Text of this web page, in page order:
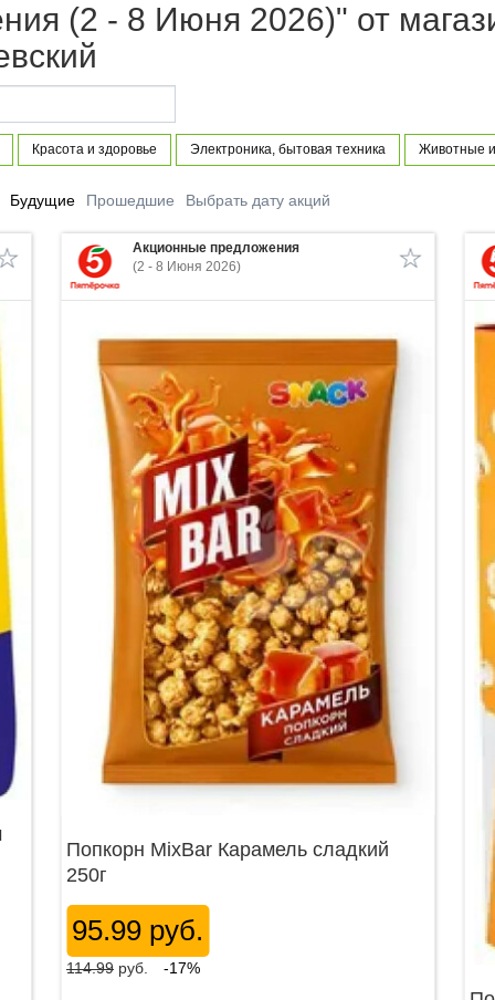
(2 - 8 Июня 2026)" от
Красота и здоровье Электроника, бытовая техника Животные
Будущие Прошедшие Выбрать дату акций
Акционные предложения
(2 - 8 Июня 2026)
Попкорн MixBar Карамель сладкий
250г
95.99 руб.
114.99 руб. -17%